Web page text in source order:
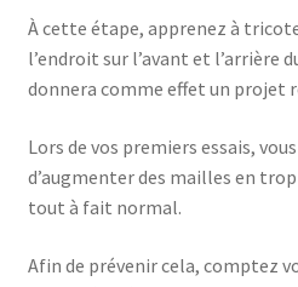
À cette étape, apprenez à
l’endroit sur l’avant et l’arrière
donnera comme effet un projet
Lors de vos premiers essais,
d’augmenter des mailles en
tout à fait normal.
Afin de prévenir cela, comptez